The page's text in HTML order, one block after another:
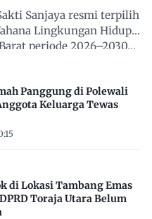
Sanjaya resmi terpilih
Lingkungan Hidup
periode 2026–2030…
Panggung di Polewali
Keluarga Tewas
di Lokasi Tambang Emas
Toraja Utara Belum